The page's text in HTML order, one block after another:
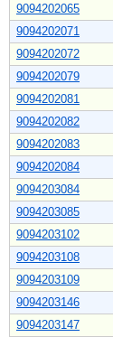
9094202065
9094202071
9094202072
9094202079
9094202081
9094202082
9094202083
9094202084
9094203084
9094203085
9094203102
9094203108
9094203109
9094203146
9094203147